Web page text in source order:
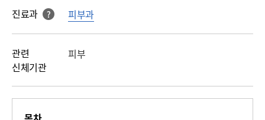
진료과 해당 과를 클릭 하면진료과로 바로 연결됩니다.
피부과
관련
신체기관
피부